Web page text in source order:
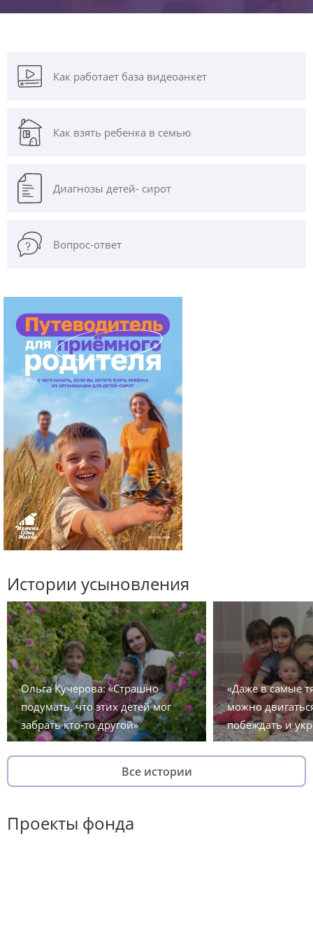
Как работает база видеоанкет
Как взять ребенка в семью
Диагнозы детей- сирот
Вопрос-ответ
Истории усыновления
Ольга Кучерова: «Страшно
подумать, что этих детей мог
забрать кто-то другой»
«Даже в самые
можно
побеждать и
Все истории
Проекты фонда